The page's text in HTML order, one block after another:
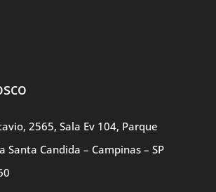
2565, Sala Ev 104, Parque
Santa Candida – Campinas – SP